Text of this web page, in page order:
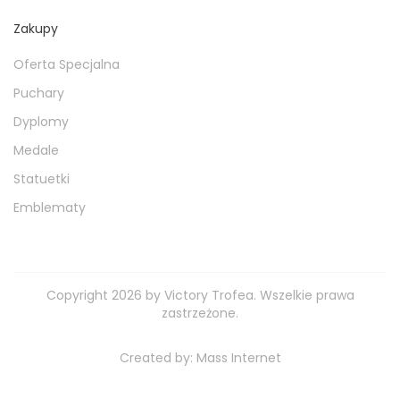
Zakupy
Oferta Specjalna
Puchary
Dyplomy
Medale
Statuetki
Emblematy
Copyright 2026 by Victory Trofea. Wszelkie prawa
zastrzeżone.
Created by: Mass Internet